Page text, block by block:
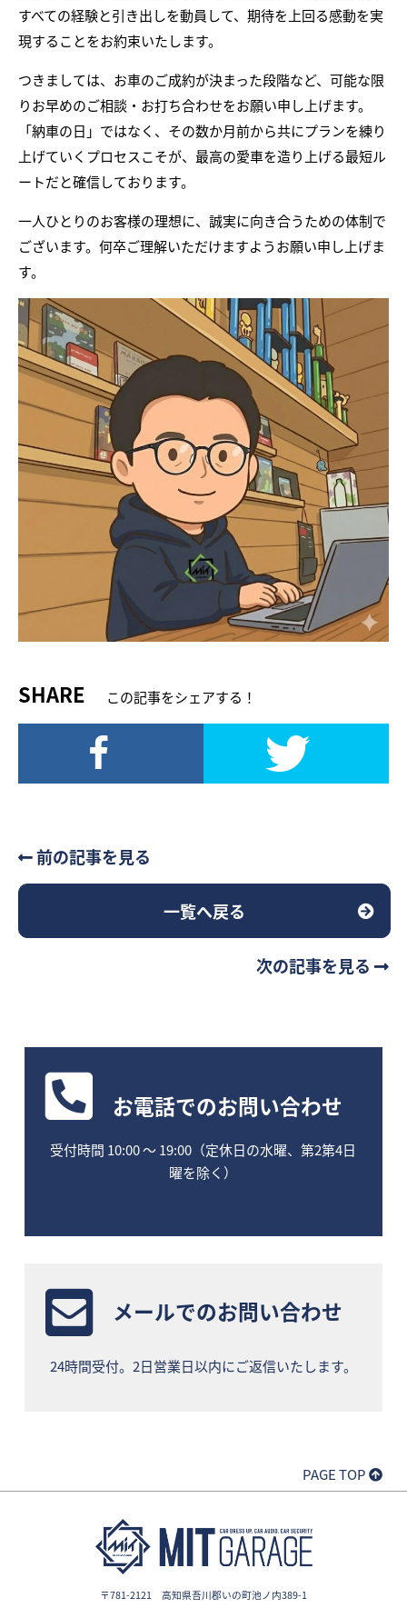
すべての経験と引き出しを動員して、期待を上回る感動を実
現することをお約束いたします。
つきましては、お車のご成約が決まった段階など、可能な限
りお早めのご相談・お打ち合わせをお願い申し上げます。
「納車の日」ではなく、その数か月前から共にプランを練り
上げていくプロセスこそが、最高の愛車を造り上げる最短ル
ートだと確信しております。
一人ひとりのお客様の理想に、誠実に向き合うための体制で
ございます。何卒ご理解いただけますようお願い申し上げま
す。
SHARE この記事をシェアする！
前の記事を見る
一覧へ戻る
次の記事を見る
お電話でのお問い合わせ
受付時間 10:00 〜 19:00（定休日の水曜、第2第4日
曜を除く）
メールでのお問い合わせ
24時間受付。2日営業日以内にご返信いたします。
PAGE TOP
〒781-2121 高知県吾川郡いの町池ノ内389-1